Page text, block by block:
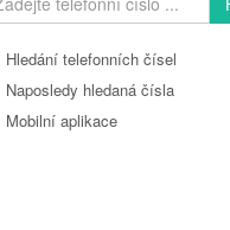
Hledání telefonních čísel
Naposledy hledaná čísla
Mobilní aplikace